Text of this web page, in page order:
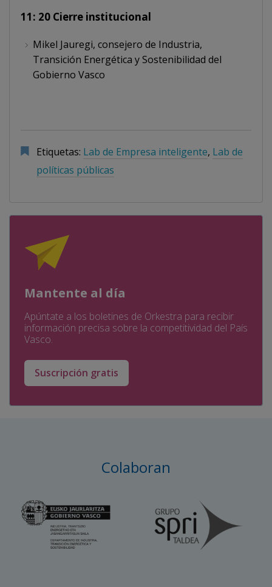
11: 20 Cierre institucional
Mikel Jauregi, consejero de Industria,
Transición Energética y Sostenibilidad del
Gobierno Vasco
Etiquetas: Lab de Empresa inteligente, Lab de
políticas públicas
Mantente al día
Apúntate a los boletines de Orkestra para recibir
información precisa sobre la competitividad del País
Vasco.
Suscripción gratis
Colaboran